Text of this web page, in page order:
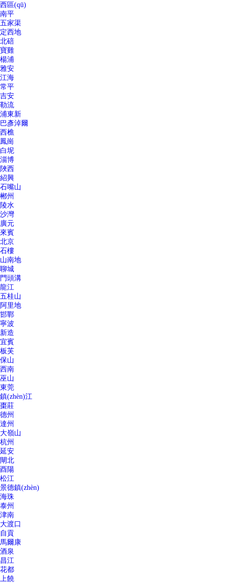
西區(qū)
南平
五家渠
定西地
北碚
寶雞
楊浦
雅安
江海
常平
吉安
勒流
浦東新
巴彥淖爾
西樵
鳳崗
白坭
淄博
陜西
紹興
石嘴山
郴州
陵水
沙灣
廣元
來賓
北京
石樓
山南地
聊城
門頭溝
龍江
五桂山
阿里地
邯鄲
寧波
新造
宜賓
板芙
保山
西南
巫山
東莞
鎮(zhèn)江
棗莊
德州
達州
大嶺山
杭州
延安
閘北
酉陽
松江
景德鎮(zhèn)
海珠
泰州
津南
大渡口
自貢
馬爾康
酒泉
昌江
花都
上饒